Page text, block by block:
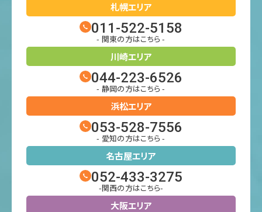
札幌エリア
011-522-5158
- 関東の方はこちら -
川崎エリア
044-223-6526
- 静岡の方はこちら -
浜松エリア
053-528-7556
- 愛知の方はこちら -
名古屋エリア
052-433-3275
-関西の方はこちら-
大阪エリア